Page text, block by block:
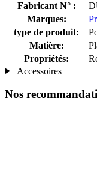
Fabricant N° :
Marques:
type de produit:
Matière:
Propriétés:
Accessoires
Nos